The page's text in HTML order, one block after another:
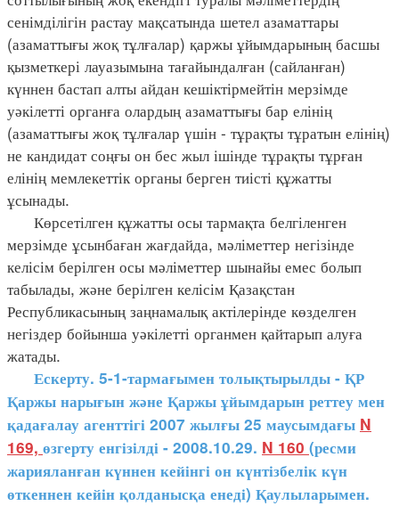
сенімділігін растау мақсатында шетел азаматтары
(азаматтығы жоқ тұлғалар) қаржы ұйымдарының басшы
қызметкері лауазымына тағайындалған (сайланған)
күннен бастап алты айдан кешіктірмейтін мерзімде
уәкілетті органға олардың азаматтығы бар елінің
(азаматтығы жоқ тұлғалар үшін - тұрақты тұратын елінің)
не кандидат соңғы он бес жыл ішінде тұрақты тұрған
елінің мемлекеттік органы берген тиісті құжатты
ұсынады.
Көрсетілген құжатты осы тармақта белгіленген
мерзімде ұсынбаған жағдайда, мәліметтер негізінде
келісім берілген осы мәліметтер шынайы емес болып
табылады, және берілген келісім Қазақстан
Республикасының заңнамалық актілерінде көзделген
негіздер бойынша уәкілетті органмен қайтарып алуға
жатады.
Ескерту. 5-1-тармағымен толықтырылды - ҚР
Қаржы нарығын және Қаржы ұйымдарын реттеу мен
қадағалау агенттігі 2007 жылғы 25 маусымдағы N
169, өзгерту енгізілді - 2008.10.29. N 160 (ресми
жарияланған күннен кейінгі он күнтізбелік күн
өткеннен кейін қолданысқа енеді) Қаулыларымен.